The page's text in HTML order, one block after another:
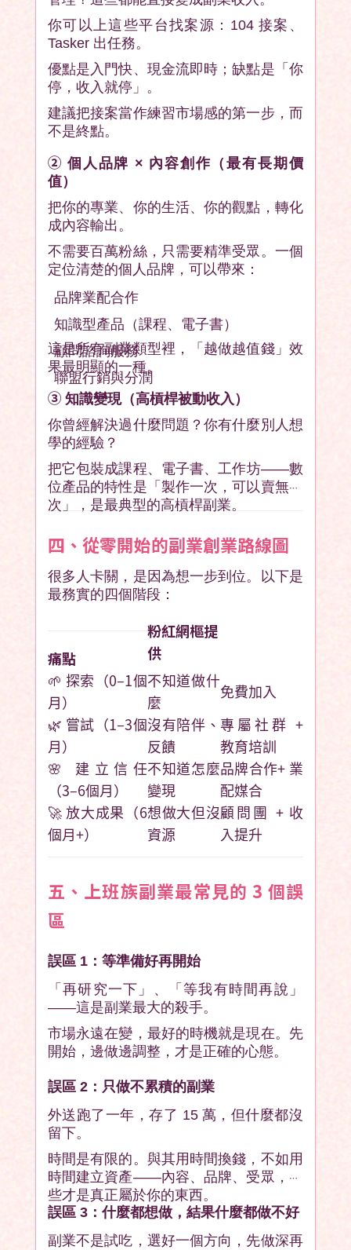
你可以上這些平台找案源：104 接案、
Tasker 出任務。
優點是入門快、現金流即時；缺點是「你
停，收入就停」。
建議把接案當作練習市場感的第一步，而
不是終點。
② 個人品牌 × 內容創作（最有長期價
值）
把你的專業、你的生活、你的觀點，轉化
成內容輸出。
不需要百萬粉絲，只需要精準受眾。一個
定位清楚的個人品牌，可以帶來：
品牌業配合作
知識型產品（課程、電子書）
顧問諮詢服務
聯盟行銷與分潤
這是所有副業類型裡，「越做越值錢」效
果最明顯的一種。
③ 知識變現（高槓桿被動收入）
你曾經解決過什麼問題？你有什麼別人想
學的經驗？
把它包裝成課程、電子書、工作坊——數
位產品的特性是「製作一次，可以賣無數
次」，是最典型的高槓桿副業。
四、從零開始的副業創業路線圖
很多人卡關，是因為想一步到位。以下是
最務實的四個階段：
痛點
粉紅網樞提
供
🌱 探索（0–1個
月）
不知道做什
麼
免費加入
🌿 嘗試（1–3個
月）
沒有陪伴、
反饋
專屬社群 +
教育培訓
🌸 建立信任
（3–6個月）
不知道怎麼
變現
品牌合作+ 業
配媒合
🚀 放大成果（6
個月+）
想做大但沒
資源
顧問團 + 收
入提升
五、上班族副業最常見的 3 個誤
區
誤區 1：等準備好再開始
「再研究一下」、「等我有時間再說」
——這是副業最大的殺手。
市場永遠在變，最好的時機就是現在。先
開始，邊做邊調整，才是正確的心態。
誤區 2：只做不累積的副業
外送跑了一年，存了 15 萬，但什麼都沒
留下。
時間是有限的。與其用時間換錢，不如用
時間建立資產——內容、品牌、受眾，這
些才是真正屬於你的東西。
誤區 3：什麼都想做，結果什麼都做不好
副業不是試吃，選好一個方向，先做深再